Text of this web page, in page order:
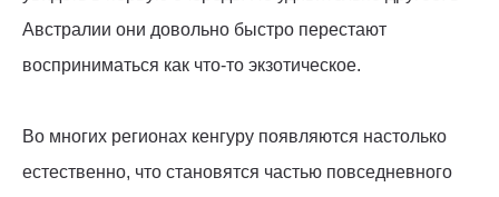
Австралии они довольно быстро перестают
восприниматься как что-то экзотическое.
Во многих регионах кенгуру появляются настолько
естественно, что становятся частью повседневного